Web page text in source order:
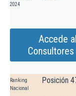
2024
Accede
Ranking
Nacional
Posición